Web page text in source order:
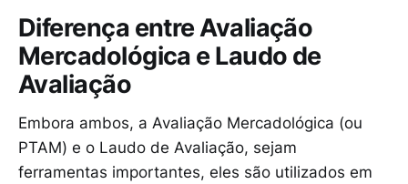
Diferença entre Avaliação
Mercadológica e Laudo de
Avaliação
Embora ambos, a Avaliação Mercadológica (ou
PTAM) e o Laudo de Avaliação, sejam
ferramentas importantes, eles são utilizados em